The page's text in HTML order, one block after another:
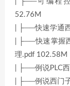
52.76M
| ├──快速学通
| ├──快速掌握
理.pdf 102.58M
| ├──例说PLC
| ├──例说西门